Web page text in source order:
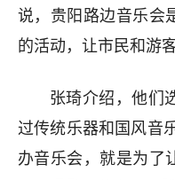
说，贵阳路边音乐会
的活动，让市民和游
张琦介绍，他们
过传统乐器和国风音
办音乐会，就是为了